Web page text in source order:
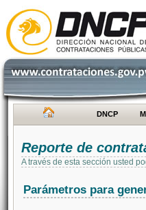
DNCP
Reporte de
A través de esta sección usted
Parámetros para